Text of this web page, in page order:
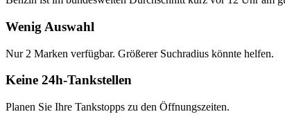
Wenig Auswahl
Nur 2 Marken verfügbar. Größerer Suchradius könnte helfen.
Keine 24h-Tankstellen
Planen Sie Ihre Tankstopps zu den Öffnungszeiten.